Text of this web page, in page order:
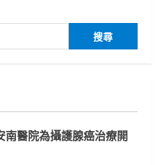
南醫院為攝護腺癌治療開